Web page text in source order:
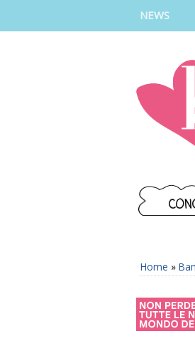
NEWS
Home »